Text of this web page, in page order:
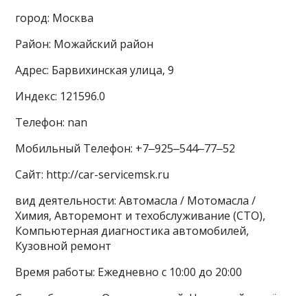
город: Москва
Район: Можайский район
Адрес: Барвихинская улица, 9
Индекс: 121596.0
Телефон: nan
Мобильный Телефон: +7‒925‒544‒77‒52
Сайт: http://car-servicemsk.ru
вид деятельности: Автомасла / Мотомасла /
Химия, Авторемонт и техобслуживание (СТО),
Компьютерная диагностика автомобилей,
Кузовной ремонт
Время работы: Ежедневно с 10:00 до 20:00